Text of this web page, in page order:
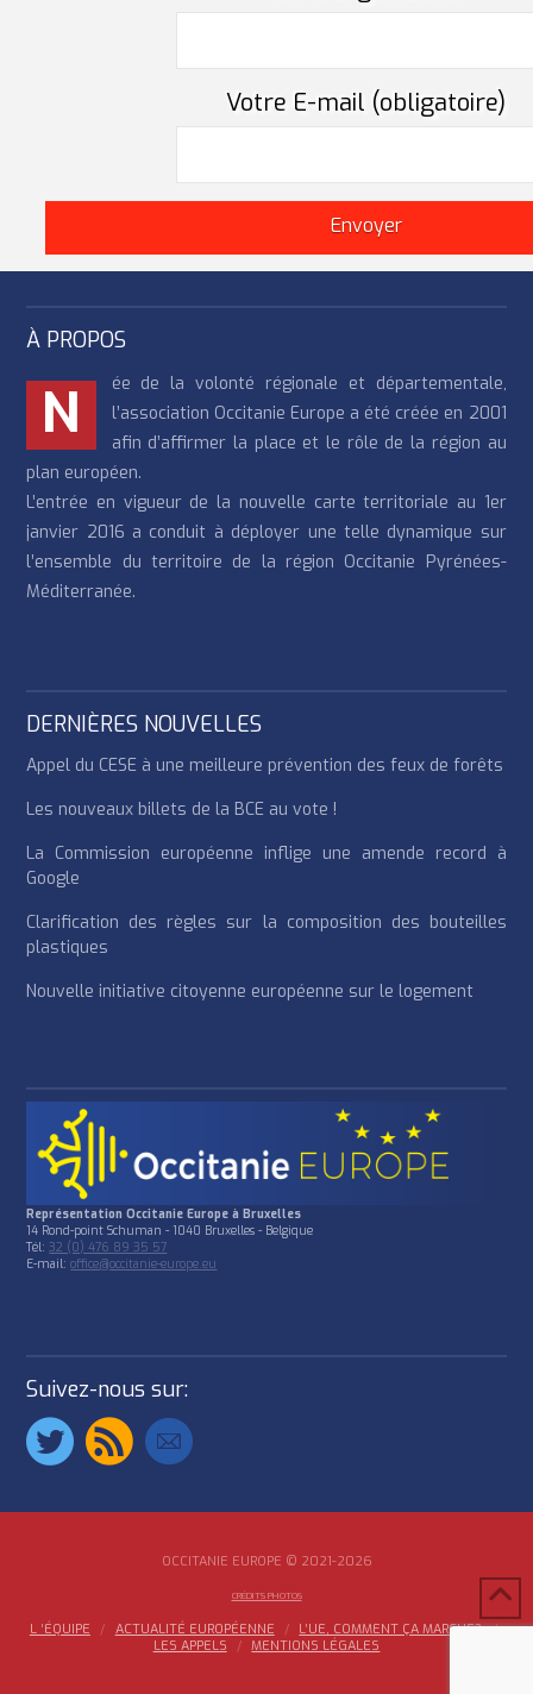
Votre E-mail (obligatoire)
À PROPOS
N
ée de la volonté régionale et départementale,
l’association Occitanie Europe a été créée en 2001
afin d’affirmer la place et le rôle de la région au
plan européen.
L’entrée en vigueur de la nouvelle carte territoriale au 1er
janvier 2016 a conduit à déployer une telle dynamique sur
l’ensemble du territoire de la région Occitanie Pyrénées-
Méditerranée.
DERNIÈRES NOUVELLES
Appel du CESE à une meilleure prévention des feux de forêts
Les nouveaux billets de la BCE au vote !
La Commission européenne inflige une amende record à
Google
Clarification des règles sur la composition des bouteilles
plastiques
Nouvelle initiative citoyenne européenne sur le logement
Représentation Occitanie Europe à Bruxelles
14 Rond-point Schuman - 1040 Bruxelles - Belgique
Tél: 32 (0) 476 89 35 57
E-mail:office@occitanie-europe.eu
Suivez-nous sur:
OCCITANIE EUROPE © 2021-2026
CRÉDITS PHOTOS
L ‘ÉQUIPE ACTUALITÉ EUROPÉENNE
L’UE, COMMENT ÇA MARCHE?
LES APPELS
MENTIONS LÉGALES